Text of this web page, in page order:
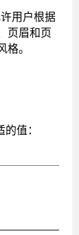
用户根据
页眉和页
。
值：